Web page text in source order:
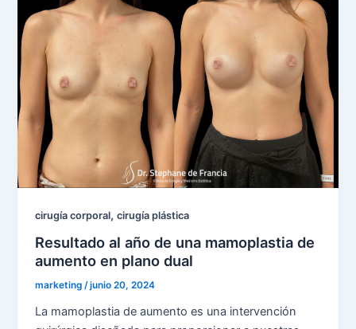
cirugía corporal,cirugía plástica
Resultado al año de una mamoplastia de
aumento en plano dual
marketing/junio 20, 2024
La mamoplastia de aumento es una intervención